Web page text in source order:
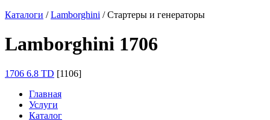
Каталоги /Lamborghini / Стартеры и генераторы
Lamborghini 1706
1706 6.8 TD [1106]
Главная
Услуги
Каталог